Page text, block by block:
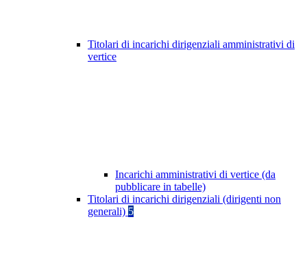
Titolari di incarichi dirigenziali amministrativi di
vertice
Incarichi amministrativi di vertice (da
pubblicare in tabelle)
Titolari di incarichi dirigenziali (dirigenti non
generali) 5